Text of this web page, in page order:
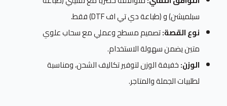
سبلميشن) و (طباعة دي تي اف DTF) فقط.
نوع القصة:تصميم مسطح وعملي مع سحاب علوي
متين يضمن سهولة الاستخدام.
الوزن:خفيفة الوزن لتوفير تكاليف الشحن، ومناسبة
لطلبيات الجملة والمتاجر.